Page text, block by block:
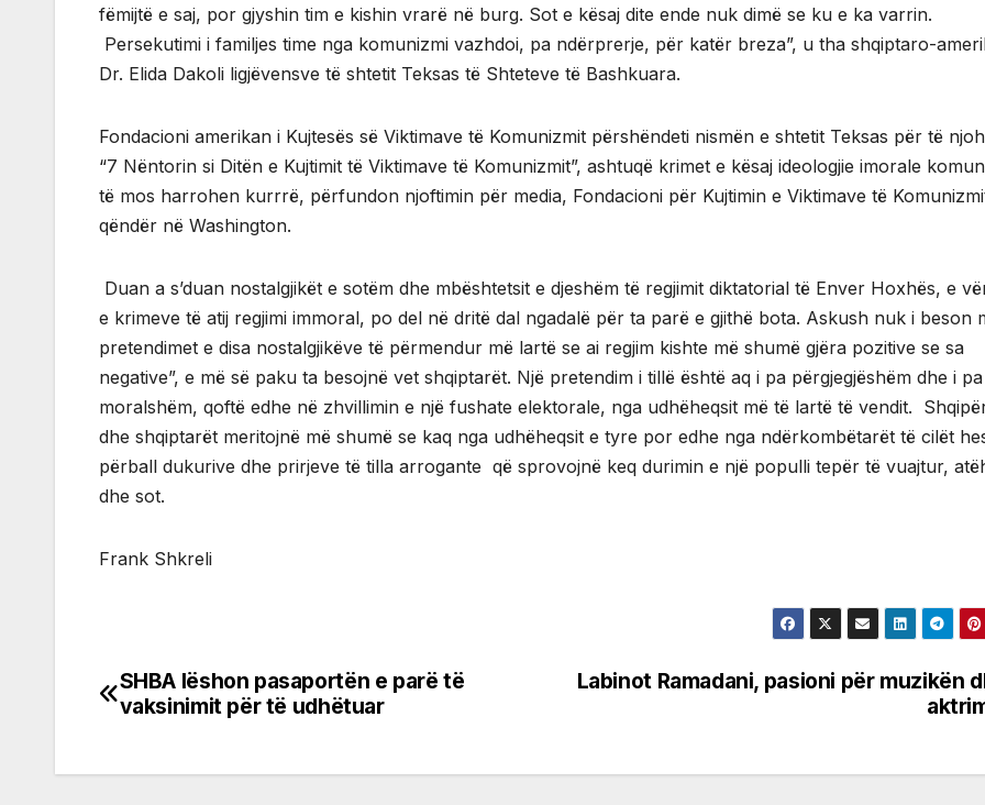
fëmijtë e saj, por gjyshin tim e kishin vrarë në burg. Sot e kësaj dite ende nuk dimë se ku e ka varrin.
Persekutimi i familjes time nga komunizmi vazhdoi, pa ndërprerje, për katër breza”, u tha shqiptaro-
Dr. Elida Dakoli ligjëvensve të shtetit Teksas të Shteteve të Bashkuara.
Fondacioni amerikan i Kujtesës së Viktimave të Komunizmit përshëndeti nismën e shtetit Teksas për të
“7 Nëntorin si Ditën e Kujtimit të Viktimave të Komunizmit”, ashtuqë krimet e kësaj ideologjie imorale
të mos harrohen kurrrë, përfundon njoftimin për media, Fondacioni për Kujtimin e Viktimave të
qëndër në Washington.
Duan a s’duan nostalgjikët e sotëm dhe mbështetsit e djeshëm të regjimit diktatorial të Enver Hoxhës, e
e krimeve të atij regjimi immoral, po del në dritë dal ngadalë për ta parë e gjithë bota. Askush nuk i beson
pretendimet e disa nostalgjikëve të përmendur më lartë se ai regjim kishte më shumë gjëra pozitive se sa
negative”, e më së paku ta besojnë vet shqiptarët. Një pretendim i tillë është aq i pa përgjegjëshëm dhe i pa
moralshëm, qoftë edhe në zhvillimin e një fushate elektorale, nga udhëheqsit më të lartë të vendit.
dhe shqiptarët meritojnë më shumë se kaq nga udhëheqsit e tyre por edhe nga ndërkombëtarët të cilët
përball dukurive dhe prirjeve të tilla arrogante që sprovojnë keq durimin e një populli tepër të vuajtur,
dhe sot.
Frank Shkreli
Post
Labinot Ramadani, pasioni për muzikën
SHBA lëshon pasaportën e parë të
vaksinimit për të udhëtuar